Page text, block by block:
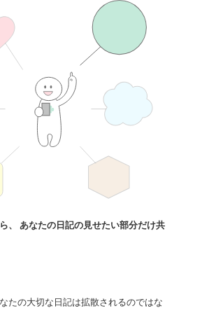
、 あなたの日記の見せたい部分だけ共
たの大切な日記は拡散されるのではな